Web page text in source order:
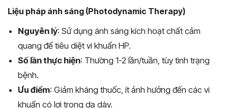
Liệu pháp ánh sáng (Photodynamic Therapy)
Nguyên lý: Sử dụng ánh sáng kích hoạt chất cảm
quang để tiêu diệt vi khuẩn HP.
Số lần thực hiện: Thường 1-2 lần/tuần, tùy tình trạng
bệnh.
Ưu điểm: Giảm kháng thuốc, ít ảnh hưởng đến các vi
khuẩn có lợi trong dạ dày.